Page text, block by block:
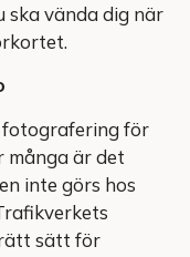
vända dig när
fotografering för
många är det
inte görs hos
sätt för